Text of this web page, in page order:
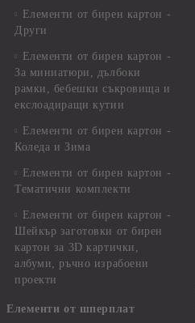
Елементи от бирен картон -
Други
Елементи от бирен картон -
За миниатюри, дълбоки
рамки, бебешки съкровища и
екслоадиращи кутии
Елементи от бирен картон -
Коледа и Зима
Елементи от бирен картон -
Тематични комплекти
Елементи от бирен картон -
Шейкър заготовки от бирен
картон за 3D картички,
албуми, ръчно израбоени
проекти
Елементи от шперплат